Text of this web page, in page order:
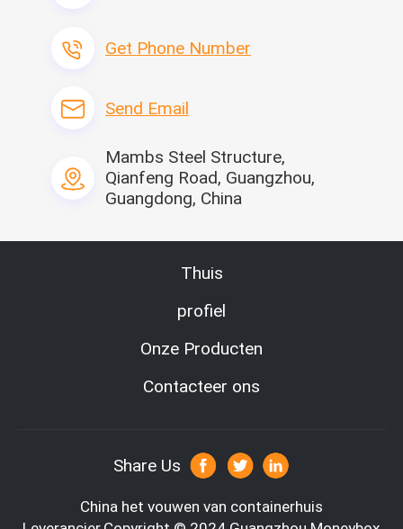
grootte
Get Phone Number
Send Email
Mambs Steel Structure,
Qianfeng Road, Guangzhou,
Guangdong, China
Thuis
profiel
Onze Producten
Contacteer ons
Share Us
China het vouwen van containerhuis